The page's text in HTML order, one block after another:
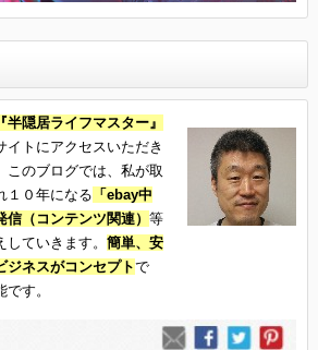
半隠居ライフマスター』
イトにアクセスいただき
このブログでは、私が取
１０年になる 「ebay中
（コンテンツ関連） 等
ていきます。 簡単、安
ジネスがコンセプトで
す。